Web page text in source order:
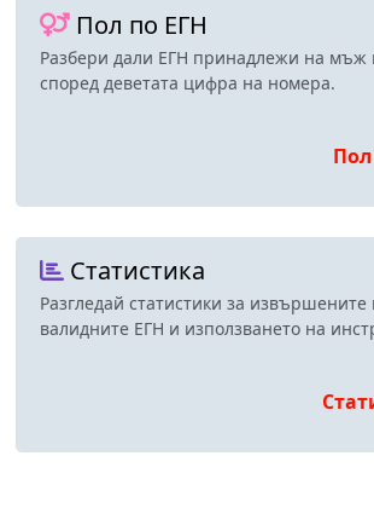
Пол по ЕГН
Разбери дали ЕГН принадлежи на мъж
според деветата цифра на номера.
Статистика
Разгледай статистики за извършените
валидните ЕГН и използването на